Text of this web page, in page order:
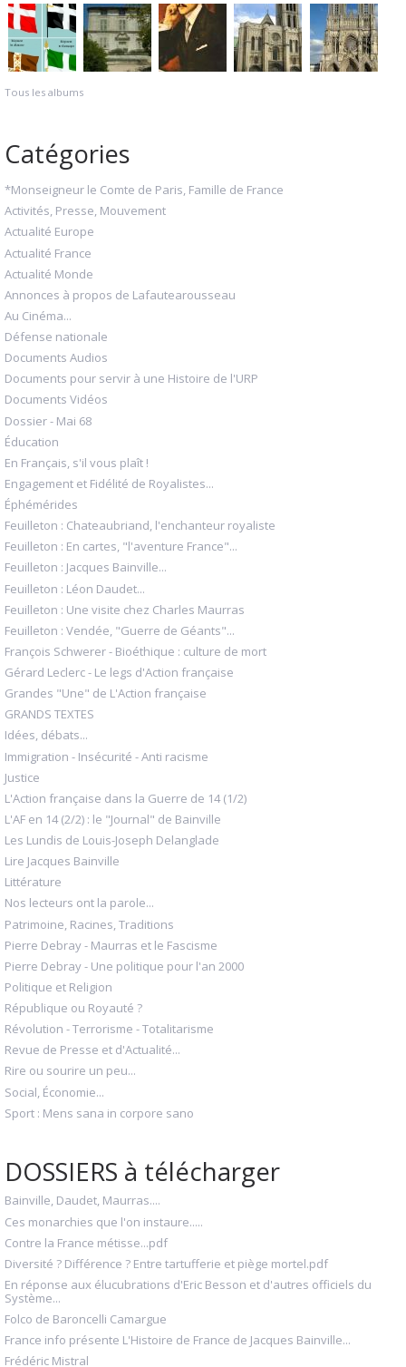
Tous les albums
Catégories
*Monseigneur le Comte de Paris, Famille de France
Activités, Presse, Mouvement
Actualité Europe
Actualité France
Actualité Monde
Annonces à propos de Lafautearousseau
Au Cinéma...
Défense nationale
Documents Audios
Documents pour servir à une Histoire de l'URP
Documents Vidéos
Dossier - Mai 68
Éducation
En Français, s'il vous plaît !
Engagement et Fidélité de Royalistes...
Éphémérides
Feuilleton : Chateaubriand, l'enchanteur royaliste
Feuilleton : En cartes, "l'aventure France"...
Feuilleton : Jacques Bainville...
Feuilleton : Léon Daudet...
Feuilleton : Une visite chez Charles Maurras
Feuilleton : Vendée, "Guerre de Géants"...
François Schwerer - Bioéthique : culture de mort
Gérard Leclerc - Le legs d'Action française
Grandes "Une" de L'Action française
GRANDS TEXTES
Idées, débats...
Immigration - Insécurité - Anti racisme
Justice
L'Action française dans la Guerre de 14 (1/2)
L'AF en 14 (2/2) : le "Journal" de Bainville
Les Lundis de Louis-Joseph Delanglade
Lire Jacques Bainville
Littérature
Nos lecteurs ont la parole...
Patrimoine, Racines, Traditions
Pierre Debray - Maurras et le Fascisme
Pierre Debray - Une politique pour l'an 2000
Politique et Religion
République ou Royauté ?
Révolution - Terrorisme - Totalitarisme
Revue de Presse et d'Actualité...
Rire ou sourire un peu...
Social, Économie...
Sport : Mens sana in corpore sano
DOSSIERS à télécharger
Bainville, Daudet, Maurras....
Ces monarchies que l'on instaure.....
Contre la France métisse...pdf
Diversité ? Différence ? Entre tartufferie et piège mortel.pdf
En réponse aux élucubrations d'Eric Besson et d'autres officiels du
Système...
Folco de Baroncelli Camargue
France info présente L'Histoire de France de Jacques Bainville...
Frédéric Mistral